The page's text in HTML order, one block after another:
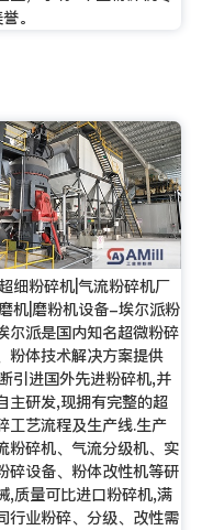
。
细粉碎机|气流粉碎机厂
机|磨粉机设备-埃尔派粉
尔派是国内知名超微粉碎
粉体技术解决方案提供
引进国外先进粉碎机,并
主研发,现拥有完整的超
工艺流程及生产线.生产
粉碎机、气流分级机、实
碎设备、粉体改性机等研
,质量可比进口粉碎机,满
行业粉碎、分级、改性需